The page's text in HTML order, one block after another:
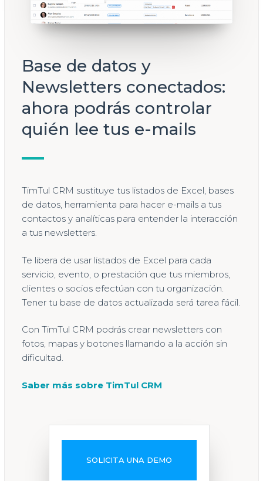
Base de datos y
Newsletters conectados:
ahora podrás controlar
quién lee tus e-mails
TimTul CRM sustituye tus listados de Excel, bases
de datos, herramienta para hacer e-mails a tus
contactos y analíticas para entender la interacción
a tus newsletters.
Te libera de usar listados de Excel para cada
servicio, evento, o prestación que tus miembros,
clientes o socios efectúan con tu organización.
Tener tu base de datos actualizada será tarea fácil.
Con TimTul CRM podrás crear newsletters con
fotos, mapas y botones llamando a la acción sin
dificultad.
Saber más sobre TimTul CRM
SOLICITA UNA DEMO